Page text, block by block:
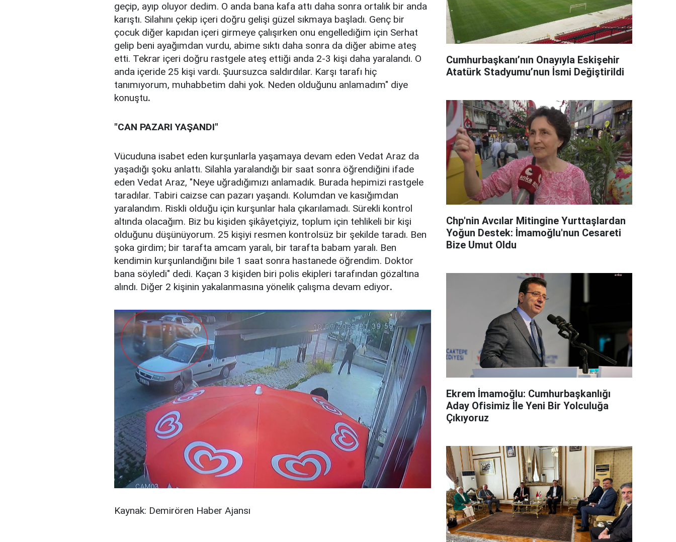
geçip, ayıp oluyor dedim. O anda bana kafa attı daha sonra ortalık bir anda
karıştı. Silahını çekip içeri doğru gelişi güzel sıkmaya başladı. Genç bir
çocuk diğer kapıdan içeri girmeye çalışırken onu engellediğim için Serhat
gelip beni ayağımdan vurdu, abime sıktı daha sonra da diğer abime ateş
etti. Tekrar içeri doğru rastgele ateş ettiği anda 2-3 kişi daha yaralandı. O
anda içeride 25 kişi vardı. Şuursuzca saldırdılar. Karşı tarafı hiç
tanımıyorum, muhabbetim dahi yok. Neden olduğunu anlamadım" diye
konuştu.
"CAN PAZARI YAŞANDI"
Vücuduna isabet eden kurşunlarla yaşamaya devam eden Vedat Araz da
yaşadığı şoku anlattı. Silahla yaralandığı bir saat sonra öğrendiğini ifade
eden Vedat Araz, "Neye uğradığımızı anlamadık. Burada hepimizi rastgele
taradılar. Tabiri caizse can pazarı yaşandı. Kolumdan ve kasığımdan
yaralandım. Riskli olduğu için kurşunlar hala çıkarılamadı. Sürekli kontrol
altında olacağım. Biz bu kişiden şikâyetçiyiz, toplum için tehlikeli bir kişi
olduğunu düşünüyorum. 25 kişiyi resmen kontrolsüz bir şekilde taradı. Ben
şoka girdim; bir tarafta amcam yaralı, bir tarafta babam yaralı. Ben
kendimin kurşunlandığını bile 1 saat sonra hastanede öğrendim. Doktor
bana söyledi" dedi. Kaçan 3 kişiden biri polis ekipleri tarafından gözaltına
alındı. Diğer 2 kişinin yakalanmasına yönelik çalışma devam ediyor.
Kaynak: Demirören Haber Ajansı
Cumhurbaşkanı’nın Onayıyla Eskişehir
Atatürk Stadyumu’nun İsmi Değiştirildi
Chp'nin Avcılar Mitingine Yurttaşlardan
Yoğun Destek: İmamoğlu'nun Cesareti
Bize Umut Oldu
Ekrem İmamoğlu: Cumhurbaşkanlığı
Aday Ofisimiz İle Yeni Bir Yolculuğa
Çıkıyoruz